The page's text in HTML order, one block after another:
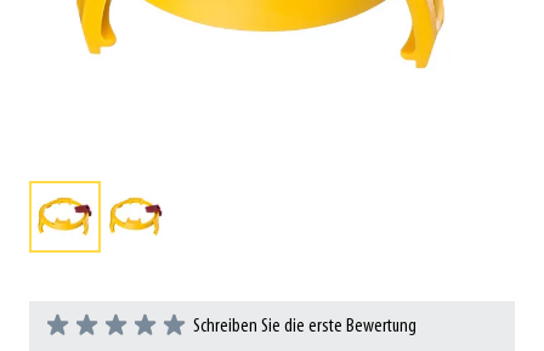
Schreiben Sie die erste Bewertung